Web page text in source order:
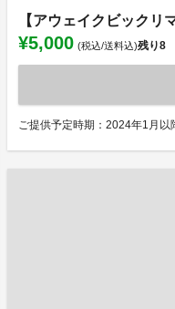
【アウェイクビックリ
¥5,000 (税込/送料込)残り8
ご提供予定時期：2024年1月以